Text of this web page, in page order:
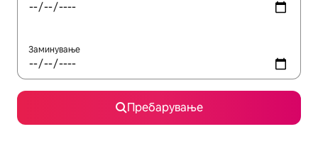
Заминување
Пребарување